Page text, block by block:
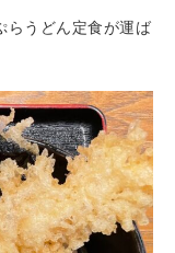
らうどん定食が運ば